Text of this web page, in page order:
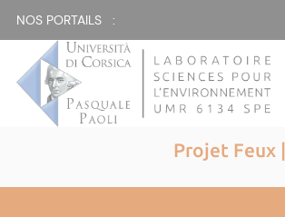
NOS PORTAILS :
Projet Feux |